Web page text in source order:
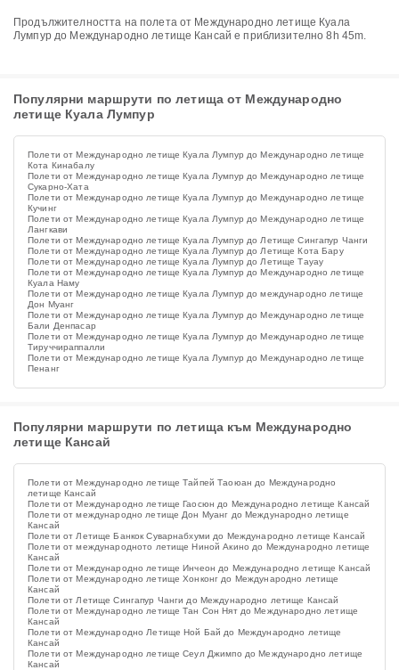
Продължителността на полета от Международно летище Куала
Лумпур до Международно летище Кансай е приблизително 8h 45m.
Популярни маршрути по летища от Международно
летище Куала Лумпур
Полети от Международно летище Куала Лумпур до Международно летище
Кота Кинабалу
Полети от Международно летище Куала Лумпур до Международно летище
Сукарно-Хата
Полети от Международно летище Куала Лумпур до Международно летище
Кучинг
Полети от Международно летище Куала Лумпур до Международно летище
Лангкави
Полети от Международно летище Куала Лумпур до Летище Сингапур Чанги
Полети от Международно летище Куала Лумпур до Летище Кота Бару
Полети от Международно летище Куала Лумпур до Летище Тауау
Полети от Международно летище Куала Лумпур до Международно летище
Куала Наму
Полети от Международно летище Куала Лумпур до международно летище
Дон Муанг
Полети от Международно летище Куала Лумпур до Международно летище
Бали Денпасар
Полети от Международно летище Куала Лумпур до Международно летище
Тируччираппалли
Полети от Международно летище Куала Лумпур до Международно летище
Пенанг
Популярни маршрути по летища към Международно
летище Кансай
Полети от Международно летище Тайпей Таоюан до Международно
летище Кансай
Полети от Международно летище Гаосюн до Международно летище Кансай
Полети от международно летище Дон Муанг до Международно летище
Кансай
Полети от Летище Банкок Суварнабхуми до Международно летище Кансай
Полети от международното летище Ниной Акино до Международно летище
Кансай
Полети от Международно летище Инчеон до Международно летище Кансай
Полети от Международно летище Хонконг до Международно летище
Кансай
Полети от Летище Сингапур Чанги до Международно летище Кансай
Полети от Международно летище Тан Сон Нят до Международно летище
Кансай
Полети от Международно Летище Ной Бай до Международно летище
Кансай
Полети от Международно летище Сеул Джимпо до Международно летище
Кансай